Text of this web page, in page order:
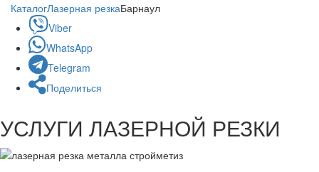
КаталогЛазерная резкаБарнаул
Viber
WhatsApp
Telegram
Поделиться
УСЛУГИ ЛАЗЕРНОЙ РЕЗКИ